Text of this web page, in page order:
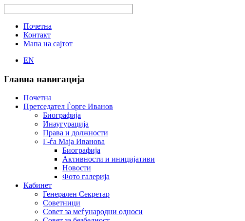
Почетна
Контакт
Мапа на сајтот
EN
Главна навигација
Почетна
Претседател Ѓорге Иванов
Биографија
Инаугурација
Права и должности
Г-ѓа Маја Иванова
Биографија
Активности и иницијативи
Новости
Фото галерија
Кабинет
Генерален Секретар
Советници
Совет за меѓународни односи